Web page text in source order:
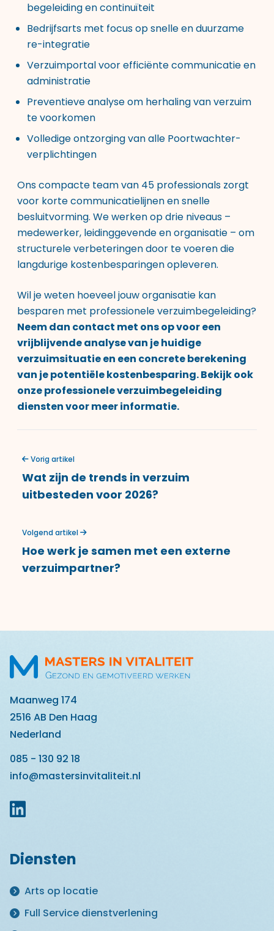
begeleiding en continuïteit
Bedrijfsarts met focus op snelle en duurzame
re-integratie
Verzuimportal voor efficiënte communicatie en
administratie
Preventieve analyse om herhaling van verzuim
te voorkomen
Volledige ontzorging van alle Poortwachter-
verplichtingen
Ons compacte team van 45 professionals zorgt
voor korte communicatielijnen en snelle
besluitvorming. We werken op drie niveaus –
medewerker, leidinggevende en organisatie – om
structurele verbeteringen door te voeren die
langdurige kostenbesparingen opleveren.
Wil je weten hoeveel jouw organisatie kan
besparen met professionele verzuimbegeleiding?
Neem dan contact met ons op voor een
vrijblijvende analyse van je huidige
verzuimsituatie en een concrete berekening
van je potentiële kostenbesparing. Bekijk ook
onzeprofessionele verzuimbegeleiding
dienstenvoor meer informatie.
Vorig artikel
Wat zijn de trends in verzuim
uitbesteden voor 2026?
Volgend artikel
Hoe werk je samen met een externe
verzuimpartner?
Maanweg 174
2516 AB Den Haag
Nederland
085 - 130 92 18
info@mastersinvitaliteit.nl
Diensten
Arts op locatie
Full Service dienstverlening